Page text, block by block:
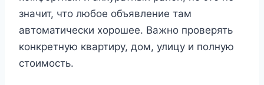
значит, что любое объявление там
автоматически хорошее. Важно проверять
конкретную квартиру, дом, улицу и полную
стоимость.